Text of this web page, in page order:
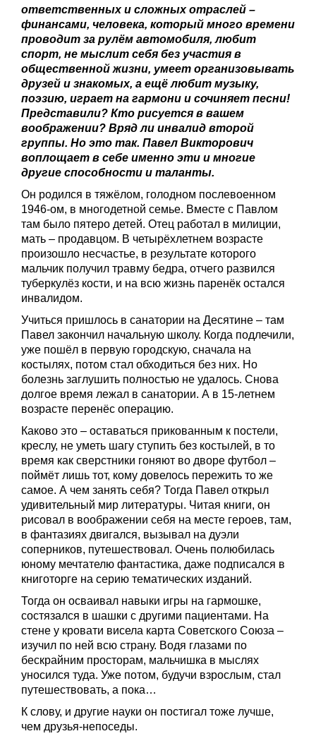
ответственных и сложных отраслей –
финансами, человека, который много времени
проводит за рулём автомобиля, любит
спорт, не мыслит себя без участия в
общественной жизни, умеет организовывать
друзей и знакомых, а ещё любит музыку,
поэзию, играет на гармони и сочиняет песни!
Представили? Кто рисуется в вашем
воображении? Вряд ли инвалид второй
группы. Но это так. Павел Викторович
воплощает в себе именно эти и многие
другие способности и таланты.
Он родился в тяжёлом, голодном послевоенном
1946-ом, в многодетной семье. Вместе с Павлом
там было пятеро детей. Отец работал в милиции,
мать – продавцом. В четырёхлетнем возрасте
произошло несчастье, в результате которого
мальчик получил травму бедра, отчего развился
туберкулёз кости, и на всю жизнь паренёк остался
инвалидом.
Учиться пришлось в санатории на Десятине – там
Павел закончил начальную школу. Когда подлечили,
уже пошёл в первую городскую, сначала на
костылях, потом стал обходиться без них. Но
болезнь заглушить полностью не удалось. Снова
долгое время лежал в санатории. А в 15-летнем
возрасте перенёс операцию.
Каково это – оставаться прикованным к постели,
креслу, не уметь шагу ступить без костылей, в то
время как сверстники гоняют во дворе футбол –
поймёт лишь тот, кому довелось пережить то же
самое. А чем занять себя? Тогда Павел открыл
удивительный мир литературы. Читая книги, он
рисовал в воображении себя на месте героев, там,
в фантазиях двигался, вызывал на дуэли
соперников, путешествовал. Очень полюбилась
юному мечтателю фантастика, даже подписался в
книготорге на серию тематических изданий.
Тогда он осваивал навыки игры на гармошке,
состязался в шашки с другими пациентами. На
стене у кровати висела карта Советского Союза –
изучил по ней всю страну. Водя глазами по
бескрайним просторам, мальчишка в мыслях
уносился туда. Уже потом, будучи взрослым, стал
путешествовать, а пока…
К слову, и другие науки он постигал тоже лучше,
чем друзья-непоседы.